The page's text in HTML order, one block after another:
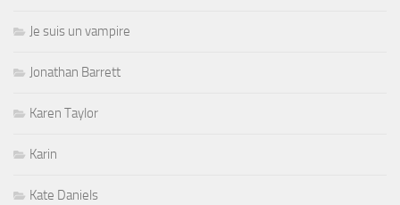
Je suis un vampire
Jonathan Barrett
Karen Taylor
Karin
Kate Daniels